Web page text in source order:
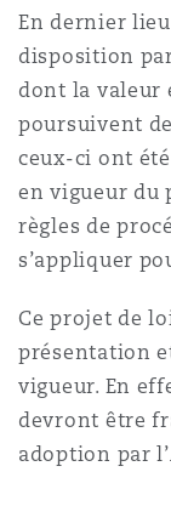
En dernier
disposition
dont la valeur
poursuivent
ceux-ci ont
en vigueur du
règles de
s’appliquer
Ce projet de
présentation
vigueur. En
devront être
adoption par